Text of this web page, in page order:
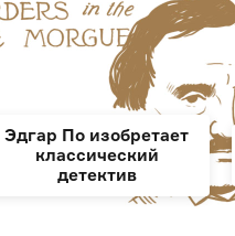
Эдгар По изобретает
классический
детектив